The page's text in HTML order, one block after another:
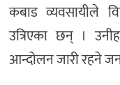
कबाड व्यवसायीले
उत्रिएका छन् ।
आन्दोलन जारी रहने